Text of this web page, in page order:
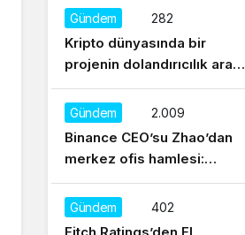
Gündem 282
Kripto dünyasında bir
projenin dolandırıcılık aracı
olduğu nasıl anlaşılır?
Gündem 2.009
Binance CEO’su Zhao’dan
merkez ofis hamlesi:
Sürekli regülasyonları
düşünüyorum
Gündem 402